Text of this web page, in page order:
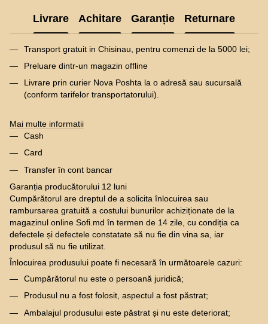
Livrare Achitare Garanție Returnare
Transport gratuit in Chisinau, pentru comenzi de la 5000 lei;
Preluare dintr-un magazin offline
Livrare prin curier Nova Poshta la o adresă sau sucursală
(conform tarifelor transportatorului).
Mai multe informatii
Cash
Card
Transfer în cont bancar
Garanția producătorului 12 luni
Cumpărătorul are dreptul de a solicita înlocuirea sau
rambursarea gratuită a costului bunurilor achiziționate de la
magazinul online Sofi.md în termen de 14 zile, cu condiția ca
defectele și defectele constatate să nu fie din vina sa, iar
produsul să nu fie utilizat.
Înlocuirea produsului poate fi necesară în următoarele cazuri:
Cumpărătorul nu este o persoană juridică;
Produsul nu a fost folosit, aspectul a fost păstrat;
Ambalajul produsului este păstrat și nu este deteriorat;